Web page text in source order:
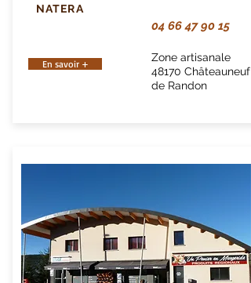
NATERA
04 66 47 90 15
En savoir +
Zone artisanale
48170 Châteauneuf
de Randon